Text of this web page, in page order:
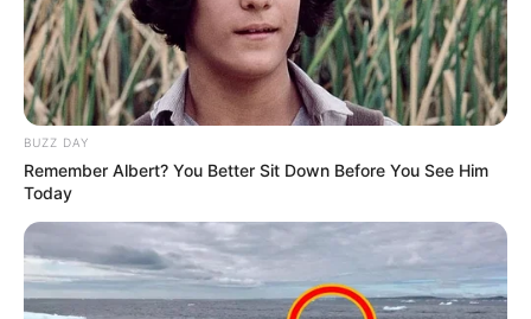
BUZZ DAY
Remember Albert? You Better Sit Down Before You See Him
Today